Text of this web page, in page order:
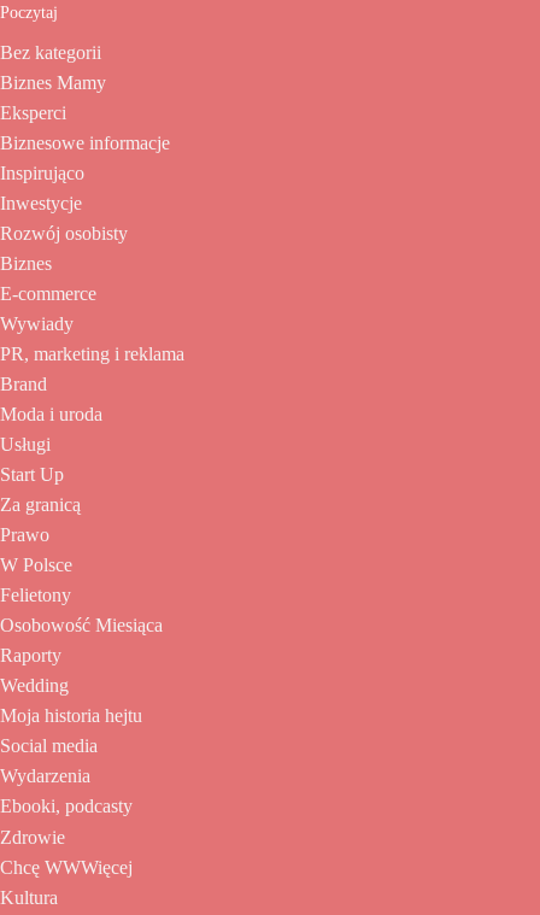
Poczytaj
Bez kategorii
Biznes Mamy
Eksperci
Biznesowe informacje
Inspirująco
Inwestycje
Rozwój osobisty
Biznes
E-commerce
Wywiady
PR, marketing i reklama
Brand
Moda i uroda
Usługi
Start Up
Za granicą
Prawo
W Polsce
Felietony
Osobowość Miesiąca
Raporty
Wedding
Moja historia hejtu
Social media
Wydarzenia
Ebooki, podcasty
Zdrowie
Chcę WWWięcej
Kultura